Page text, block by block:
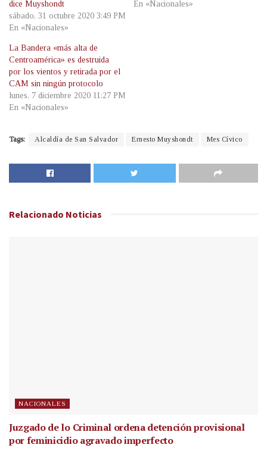
dice Muyshondt
sábado, 31 octubre 2020 3:49 PM
En «Nacionales»
En «Nacionales»
La Bandera «más alta de
Centroamérica» es destruida
por los vientos y retirada por el
CAM sin ningún protocolo
lunes, 7 diciembre 2020 11:27 PM
En «Nacionales»
Tags: Alcaldía de San Salvador Ernesto Muyshondt Mes Cívico
Relacionado Noticias
NACIONALES
Juzgado de lo Criminal ordena detención provisional
por feminicidio agravado imperfecto